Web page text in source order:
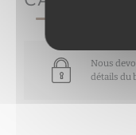
Nous
détails du